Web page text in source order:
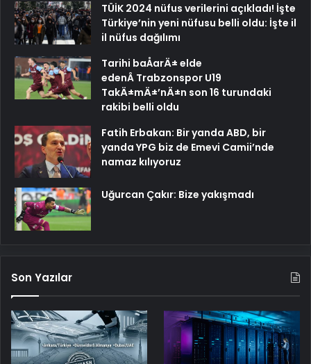
TÜİK 2024 nüfus verilerini açıkladı! İşte
Türkiye’nin yeni nüfusu belli oldu: İşte il
il nüfus dağılımı
Tarihi baÅarÄ± elde
edenÂ Trabzonspor U19
TakÄ±mÄ±’nÄ±n son 16 turundaki
rakibi belli oldu
Fatih Erbakan: Bir yanda ABD, bir
yanda YPG biz de Emevi Camii’nde
namaz kılıyoruz
Uğurcan Çakır: Bize yakışmadı
Son Yazılar